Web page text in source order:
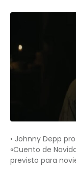
• Johnny Depp
«Cuento de
previsto para